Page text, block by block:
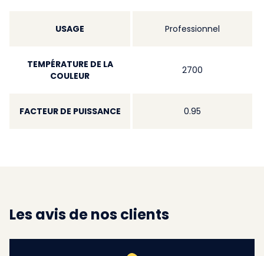
USAGE Professionnel
TEMPÉRATURE DE LA
COULEUR
2700
FACTEUR DE PUISSANCE 0.95
Les avis de nos clients